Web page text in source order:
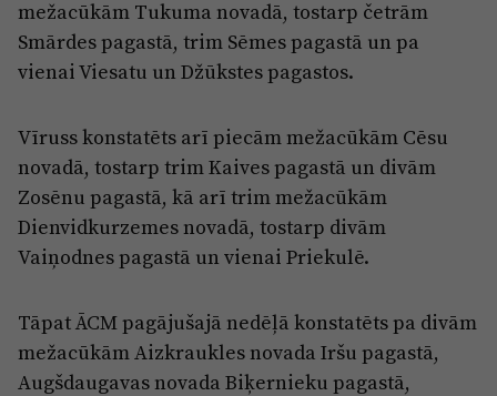
Jūrmala
Par laikrakstu
Privātuma politika
Ētikas kodekss
Lietošanas noteikumi
Pārredzamības paziņojumi
Sludinājumi
mežacūkām Tukuma novadā, tostarp četrām
Smārdes pagastā, trim Sēmes pagastā un pa
vienai Viesatu un Džūkstes pagastos.
Vīruss konstatēts arī piecām mežacūkām Cēsu
novadā, tostarp trim Kaives pagastā un divām
Zosēnu pagastā, kā arī trim mežacūkām
Dienvidkurzemes novadā, tostarp divām
Vaiņodnes pagastā un vienai Priekulē.
Tāpat ĀCM pagājušajā nedēļā konstatēts pa divām
mežacūkām Aizkraukles novada Iršu pagastā,
Augšdaugavas novada Biķernieku pagastā,